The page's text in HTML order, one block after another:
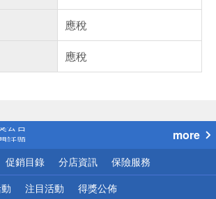
應稅
應稅
公告
話題
優惠
地區配送
網頁！請小心！
more
促銷目錄 分店資訊 保險服務
注目活動 得獎公佈